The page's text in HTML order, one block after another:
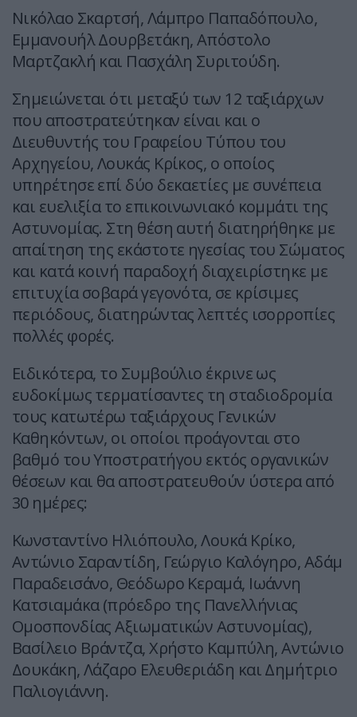
Νικόλαο Σκαρτσή, Λάμπρο Παπαδόπουλο,
Εμμανουήλ Δουρβετάκη, Απόστολο
Μαρτζακλή και Πασχάλη Συριτούδη.
Σημειώνεται ότι μεταξύ των 12 ταξιάρχων
που αποστρατεύτηκαν είναι και ο
Διευθυντής του Γραφείου Τύπου του
Αρχηγείου, Λουκάς Κρίκος, ο οποίος
υπηρέτησε επί δύο δεκαετίες με συνέπεια
και ευελιξία το επικοινωνιακό κομμάτι της
Αστυνομίας. Στη θέση αυτή διατηρήθηκε με
απαίτηση της εκάστοτε ηγεσίας του Σώματος
και κατά κοινή παραδοχή διαχειρίστηκε με
επιτυχία σοβαρά γεγονότα, σε κρίσιμες
περιόδους, διατηρώντας λεπτές ισορροπίες
πολλές φορές.
Ειδικότερα, το Συμβούλιο έκρινε ως
ευδοκίμως τερματίσαντες τη σταδιοδρομία
τους κατωτέρω ταξιάρχους Γενικών
Καθηκόντων, οι οποίοι προάγονται στο
βαθμό του Υποστρατήγου εκτός οργανικών
θέσεων και θα αποστρατευθούν ύστερα από
30 ημέρες:
Κωνσταντίνο Ηλιόπουλο, Λουκά Κρίκο,
Αντώνιο Σαραντίδη, Γεώργιο Καλόγηρο, Αδάμ
Παραδεισάνο, Θεόδωρο Κεραμά, Ιωάννη
Κατσιαμάκα (πρόεδρο της Πανελλήνιας
Ομοσπονδίας Αξιωματικών Αστυνομίας),
Βασίλειο Βράντζα, Χρήστο Καμπύλη, Αντώνιο
Δουκάκη, Λάζαρο Ελευθεριάδη και Δημήτριο
Παλιογιάννη.